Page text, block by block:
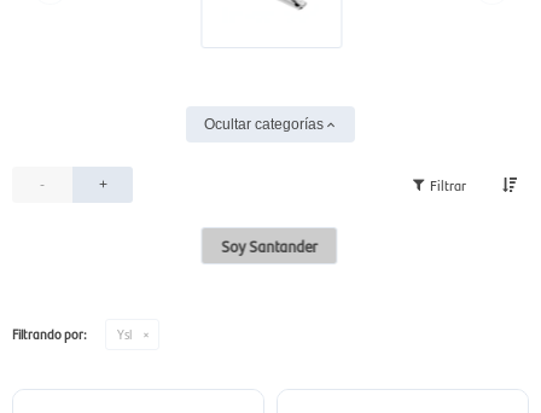
Ocultar categorías
- +
Soy Santander
Filtrando por: Ysl